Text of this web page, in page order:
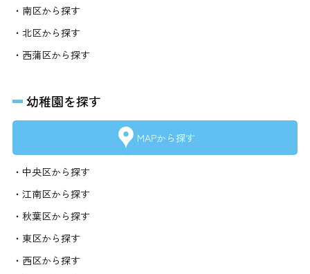
・南区から探す
・北区から探す
・西蒲区から探す
幼稚園を探す
MAPから探す
・中央区から探す
・江南区から探す
・秋葉区から探す
・東区から探す
・西区から探す